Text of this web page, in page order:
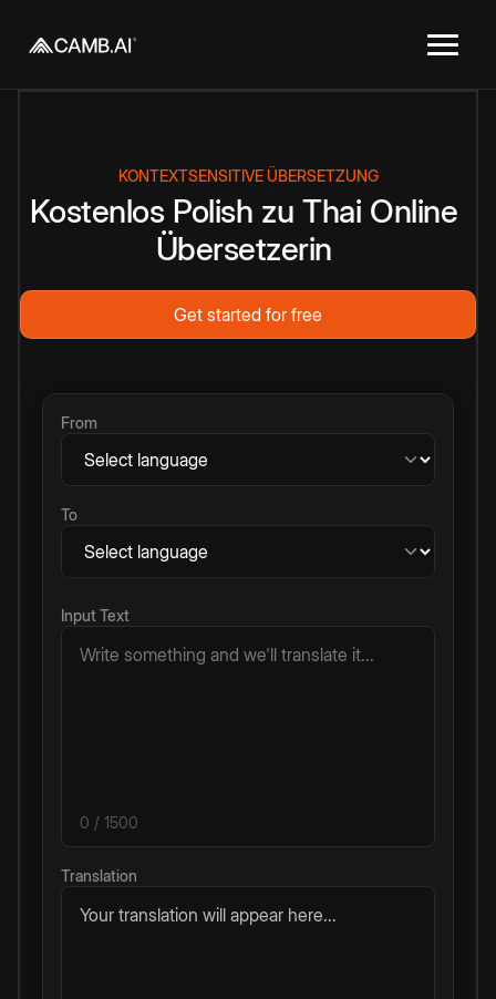
KONTEXTSENSITIVE ÜBERSETZUNG
Kostenlos Polish zu Thai Online
Übersetzerin
Get started for free
From
To
Input Text
0 / 1500
Translation
Your translation will appear here...